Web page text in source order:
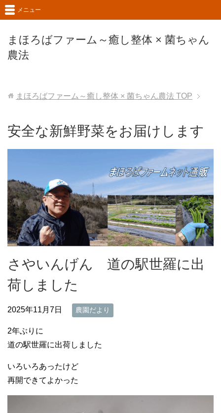
まほろばファーム～癒し整体 × 菌ちゃん
農法
メニュー
まほろばファーム～癒し整体 × 菌ちゃん農法 TOP
安全な新鮮野菜をお届けします
さやいんげん 道の駅世羅に出
荷しました
2025年11月7日 農園だより
2年ぶりに
道の駅世羅に出荷しました
いろいろあったけど
再開できてよかった